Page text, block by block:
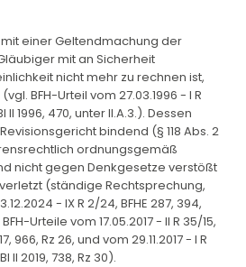
einer Geltendmachung der
mit an Sicherheit
nicht mehr zu rechnen ist,
BFH-Urteil vom 27.03.1996 - I R
II 1996, 470, unter II.A.3.). Dessen
bindend (§ 118 Abs. 2
ordnungsgemäß
nicht gegen Denkgesetze verstößt
(ständige Rechtsprechung,
- IX R 2/24, BFHE 287, 394,
Urteile vom 17.05.2017 - II R 35/15,
966, Rz 26, und vom 29.11.2017 - I R
II 2019, 738, Rz 30).